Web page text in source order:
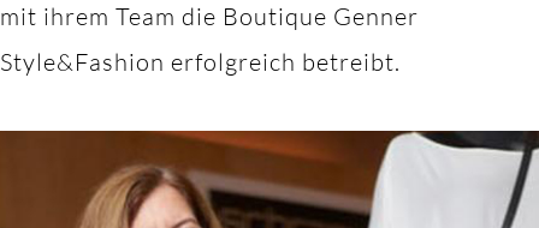
mit ihrem Team die Boutique Genner
Style&Fashion erfolgreich betreibt.